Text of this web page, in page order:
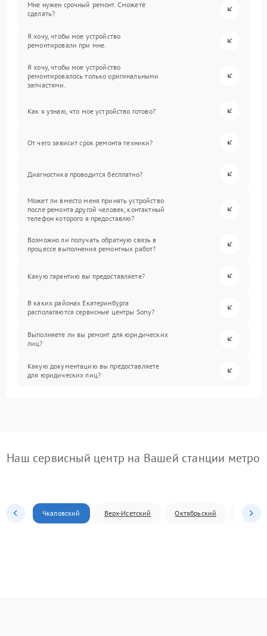
Мне нужен срочный ремонт. Сможете
сделать?
Я хочу, чтобы мое устройство
ремонтировали при мне.
Я хочу, чтобы мое устройство
ремонтировалось только оригинальными
запчастями.
Как я узнаю, что мое устройство готово?
От чего зависит срок ремонта техники?
Диагностика проводится бесплатно?
Может ли вместо меня принять устройство
после ремонта другой человек, контактный
телефон которого я предоставлю?
Возможно ли получать обратную связь в
процессе выполнения ремонтных работ?
Какую гарантию вы предоставляете?
В каких районах Екатеринбурга
располагаются сервисные центры Sony?
Выполняете ли вы ремонт для юридических
лиц?
Какую документацию вы предоставляете
для юридических лиц?
Наш сервисный центр на Вашей станции метро
Чкаловский Верх-Исетский Октябрьский